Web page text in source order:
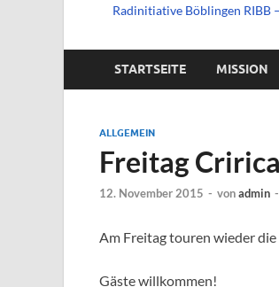
Radinitiative Böblingen RIBB
STARTSEITE MISSION
ALLGEMEIN
Freitag
12. November 2015 - vonadmin -
Am Freitag touren wieder
Gäste willkommen!